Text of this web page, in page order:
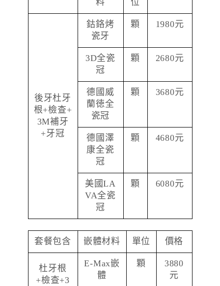
料
位
後牙杜牙
根+檢查+
3M補牙
+牙冠
鈷鉻烤
瓷牙
顆 1980元
3D全瓷
冠
顆 2680元
德國威
蘭徳全
瓷冠
顆 3680元
德國澤
康全瓷
冠
顆 4680元
美國LA
VA全瓷
冠
顆 6080元
套餐包含 嵌體材料 單位 價格
杜牙根
+檢查+3
E-Max嵌
體
顆
3880
元